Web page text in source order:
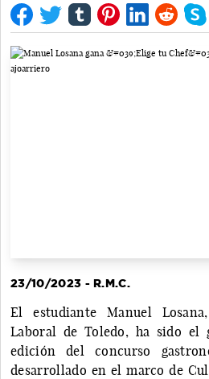
23/10/2023 - R.M.C.
El estudiante Manuel
Laboral de Toledo, ha sido el
edición del concurso
desarrollado en el marco de